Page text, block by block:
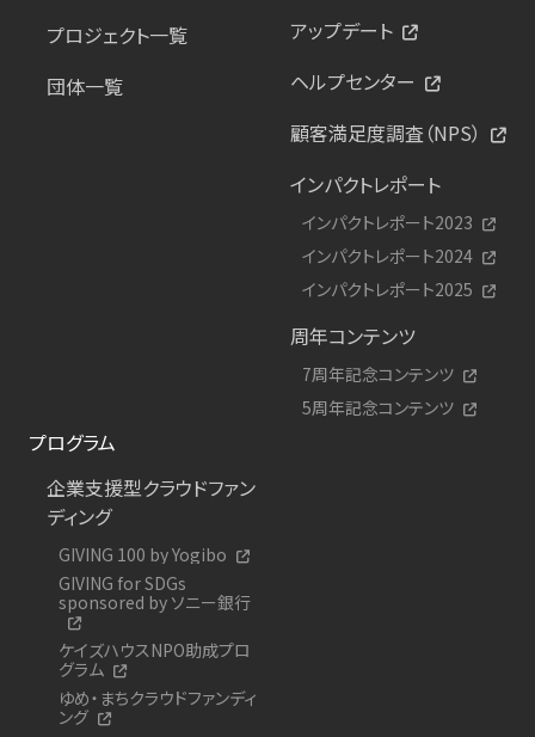
プロジェクト一覧
団体一覧
アップデート
ヘルプセンター
顧客満足度調査（NPS）
インパクトレポート
インパクトレポート2023
インパクトレポート2024
インパクトレポート2025
周年コンテンツ
7周年記念コンテンツ
5周年記念コンテンツ
プログラム
企業支援型クラウドファン
ディング
GIVING 100 by Yogibo
GIVING for SDGs
sponsored by ソニー銀行
ケイズハウスNPO助成プロ
グラム
ゆめ・まちクラウドファンディ
ング